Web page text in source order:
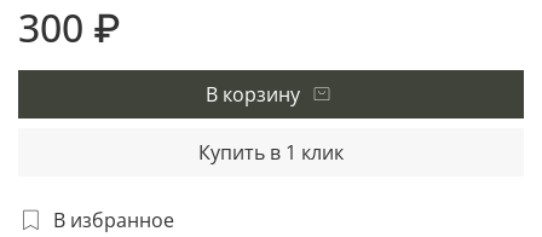
В избранное
300 ₽
В корзину
Купить в 1 клик